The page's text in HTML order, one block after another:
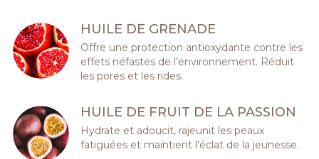
HUILE DE GRENADE
Offre une protection antioxydante contre les
effets néfastes de l’environnement. Réduit
les pores et les rides.
HUILE DE FRUIT DE LA PASSION
Hydrate et adoucit, rajeunit les peaux
fatiguées et maintient l’éclat de la jeunesse.